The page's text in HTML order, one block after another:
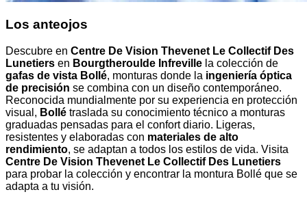
Los anteojos
Descubre en Centre De Vision Thevenet Le Collectif Des
Lunetiers en Bourgtheroulde Infreville la colección de
gafas de vista Bollé, monturas donde la ingeniería óptica
de precisión se combina con un diseño contemporáneo.
Reconocida mundialmente por su experiencia en protección
visual, Bollé traslada su conocimiento técnico a monturas
graduadas pensadas para el confort diario. Ligeras,
resistentes y elaboradas con materiales de alto
rendimiento, se adaptan a todos los estilos de vida. Visita
Centre De Vision Thevenet Le Collectif Des Lunetiers
para probar la colección y encontrar la montura Bollé que se
adapta a tu visión.